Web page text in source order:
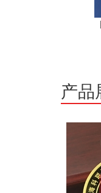
产品